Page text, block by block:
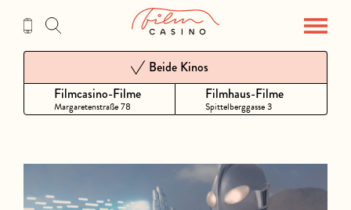
Inhalt
Filmcasino-Filme
Margaretenstraße 78
Beide Kinos
Filmhaus-Filme
Spittelberggasse 3